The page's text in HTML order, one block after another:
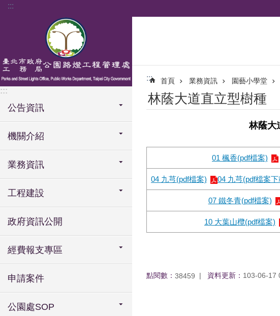
跳到主要內容區塊
:::
:::
公告資訊
機關介紹
業務資訊
工程建設
政府資訊公開
經費報支專區
申請案件
公園處SOP
::: 首頁 業務資訊 園藝小學堂
林蔭大道直立型樹種
林蔭大
01 楓香(pdf檔案)
04 九芎(pdf檔案) 04 九芎(pdf檔案
07 鐵冬青(pdf檔案)
10 大葉山欖(pdf檔案)
點閱數： 38459 資料更新： 103-06-17